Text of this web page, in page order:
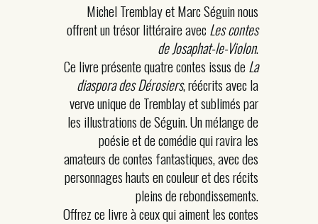
Michel Tremblay et Marc Séguin nous
offrent un trésor littéraire avec Les contes
de Josaphat-le-Violon.
Ce livre présente quatre contes issus deLa
diaspora des Dérosiers, réécrits avec la
verve unique de Tremblay et sublimés par
les illustrations de Séguin. Un mélange de
poésie et de comédie qui ravira les
amateurs de contes fantastiques, avec des
personnages hauts en couleur et des récits
pleins de rebondissements.
Offrez ce livre à ceux qui aiment les contes